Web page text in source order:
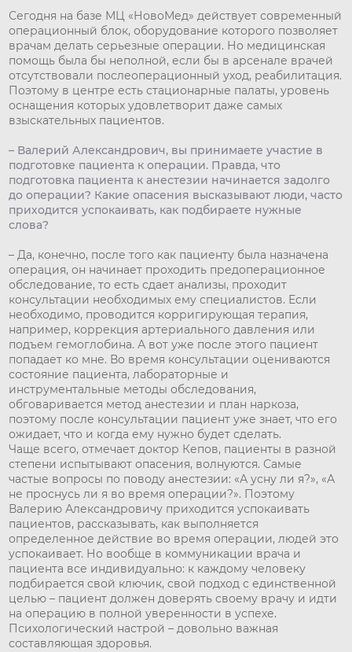
Сегодня на базе МЦ «НовоМед» действует современный
операционный блок, оборудование которого позволяет
врачам делать серьезные операции. Но медицинская
помощь была бы неполной, если бы в арсенале врачей
отсутствовали послеоперационный уход, реабилитация.
Поэтому в центре есть стационарные палаты, уровень
оснащения которых удовлетворит даже самых
взыскательных пациентов.
– Валерий Александрович, вы принимаете участие в
подготовке пациента к операции. Правда, что
подготовка пациента к анестезии начинается задолго
до операции? Какие опасения высказывают люди, часто
приходится успокаивать, как подбираете нужные
слова?
– Да, конечно, после того как пациенту была назначена
операция, он начинает проходить предоперационное
обследование, то есть сдает анализы, проходит
консультации необходимых ему специалистов. Если
необходимо, проводится корригирующая терапия,
например, коррекция артериального давления или
подъем гемоглобина. А вот уже после этого пациент
попадает ко мне. Во время консультации оцениваются
состояние пациента, лабораторные и
инструментальные методы обследования,
обговаривается метод анестезии и план наркоза,
поэтому после консультации пациент уже знает, что его
ожидает, что и когда ему нужно будет сделать.
Чаще всего, отмечает доктор Кепов, пациенты в разной
степени испытывают опасения, волнуются. Самые
частые вопросы по поводу анестезии: «А усну ли я?», «А
не проснусь ли я во время операции?». Поэтому
Валерию Александровичу приходится успокаивать
пациентов, рассказывать, как выполняется
определенное действие во время операции, людей это
успокаивает. Но вообще в коммуникации врача и
пациента все индивидуально: к каждому человеку
подбирается свой ключик, свой подход с единственной
целью – пациент должен доверять своему врачу и идти
на операцию в полной уверенности в успехе.
Психологический настрой – довольно важная
составляющая здоровья.